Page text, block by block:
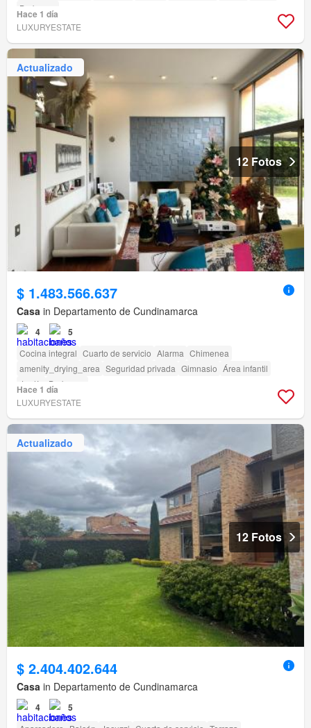
Barbecue
Hace 1 día
LUXURYESTATE
Actualizado
12 Fotos
$ 1.483.566.637
Casa in Departamento de Cundinamarca
4 5
Cocina integral Cuarto de servicio Alarma Chimenea
amenity_drying_area Seguridad privada Gimnasio Área infantil
Jardín
Barbecue
Hace 1 día
LUXURYESTATE
Actualizado
12 Fotos
$ 2.404.402.644
Casa in Departamento de Cundinamarca
4 5